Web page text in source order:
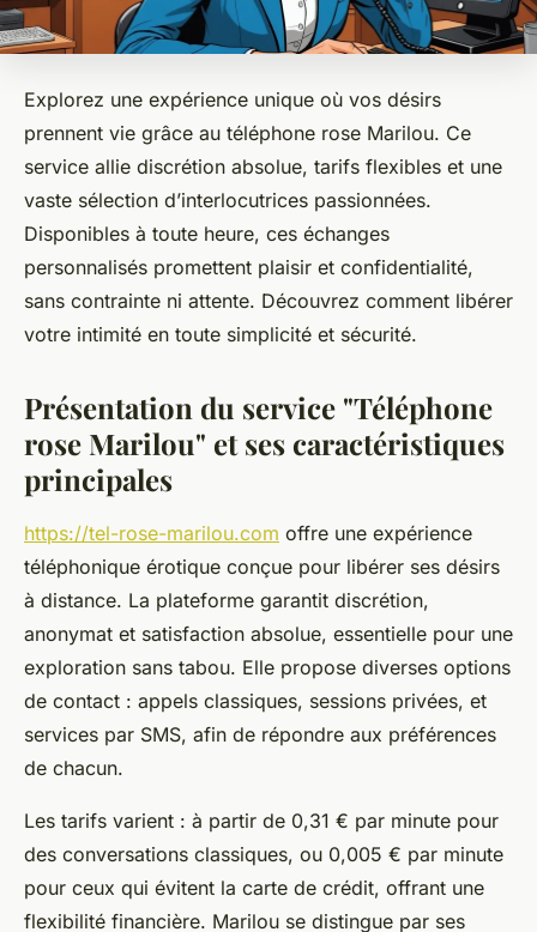
Explorez une expérience unique où vos désirs
prennent vie grâce au téléphone rose Marilou. Ce
service allie discrétion absolue, tarifs flexibles et une
vaste sélection d’interlocutrices passionnées.
Disponibles à toute heure, ces échanges
personnalisés promettent plaisir et confidentialité,
sans contrainte ni attente. Découvrez comment libérer
votre intimité en toute simplicité et sécurité.
Présentation du service "Téléphone
rose Marilou" et ses caractéristiques
principales
https://tel-rose-marilou.com offre une expérience
téléphonique érotique conçue pour libérer ses désirs
à distance. La plateforme garantit discrétion,
anonymat et satisfaction absolue, essentielle pour une
exploration sans tabou. Elle propose diverses options
de contact : appels classiques, sessions privées, et
services par SMS, afin de répondre aux préférences
de chacun.
Les tarifs varient : à partir de 0,31 € par minute pour
des conversations classiques, ou 0,005 € par minute
pour ceux qui évitent la carte de crédit, offrant une
flexibilité financière. Marilou se distingue par ses